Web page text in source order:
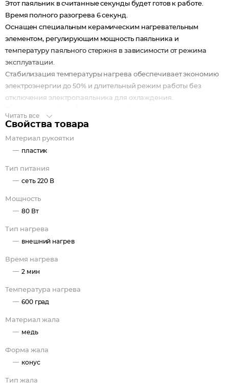
Этот паяльник в считанные секунды будет готов к работе.
Время полного разогрева 6 секунд.
Оснащен специальным керамическим нагревательным
элементом, регулирующим мощность паяльника и
температуру паяльного стержня в зависимости от режима
эксплуатации.
Стабилизация температуры нагрева обеспечивает экономию
электроэнергии до 50% и длительный режим работы без
отключения электропаяльника для охлаждения.
универсального применения.
Комплектность
Инструкция - 1 шт.
Читать все
Свойства товара
Материал рукоятки
пластик
Тип питания
сеть 220 В
Мощность
80 Вт
Тип нагрева
внешний нагрев
Время нагрева
2 мин
Температура нагрева
600 град
Материал жала
медь
Форма жала
конус
Тип жала